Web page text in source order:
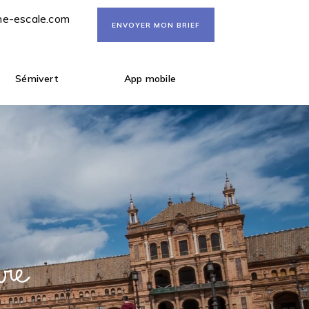
escale.com ENVOYER MON BRIEF
Sémivert App mobile